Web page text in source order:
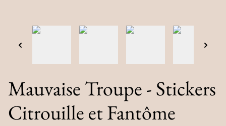
Mauvaise Troupe - Stickers
Citrouille et Fantôme